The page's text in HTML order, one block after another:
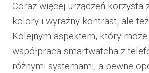
Coraz więcej urządzeń korzysta
kolory i wyraźny kontrast, ale
Kolejnym aspektem, który
współpraca smartwatcha z
różnymi systemami, a pewne